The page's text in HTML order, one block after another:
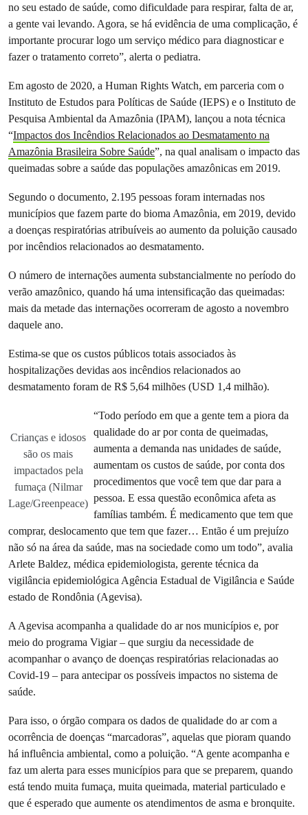
no seu estado de saúde, como dificuldade para respirar, falta de ar,
a gente vai levando. Agora, se há evidência de uma complicação, é
importante procurar logo um serviço médico para diagnosticar e
fazer o tratamento correto”, alerta o pediatra.
Em agosto de 2020, a Human Rights Watch, em parceria com o
Instituto de Estudos para Políticas de Saúde (IEPS) e o Instituto de
Pesquisa Ambiental da Amazônia (IPAM), lançou a nota técnica
“Impactos dos Incêndios Relacionados ao Desmatamento na
Amazônia Brasileira Sobre Saúde”, na qual analisam o impacto das
queimadas sobre a saúde das populações amazônicas em 2019.
Segundo o documento, 2.195 pessoas foram internadas nos
municípios que fazem parte do bioma Amazônia, em 2019, devido
a doenças respiratórias atribuíveis ao aumento da poluição causado
por incêndios relacionados ao desmatamento.
O número de internações aumenta substancialmente no período do
verão amazônico, quando há uma intensificação das queimadas:
mais da metade das internações ocorreram de agosto a novembro
daquele ano.
Estima-se que os custos públicos totais associados às
hospitalizações devidas aos incêndios relacionados ao
desmatamento foram de R$ 5,64 milhões (USD 1,4 milhão).
Crianças e idosos
são os mais
impactados pela
fumaça (Nilmar
Lage/Greenpeace)
“Todo período em que a gente tem a piora da
qualidade do ar por conta de queimadas,
aumenta a demanda nas unidades de saúde,
aumentam os custos de saúde, por conta dos
procedimentos que você tem que dar para a
pessoa. E essa questão econômica afeta as
famílias também. É medicamento que tem que
comprar, deslocamento que tem que fazer… Então é um prejuízo
não só na área da saúde, mas na sociedade como um todo”, avalia
Arlete Baldez, médica epidemiologista, gerente técnica da
vigilância epidemiológica Agência Estadual de Vigilância e Saúde
estado de Rondônia (Agevisa).
A Agevisa acompanha a qualidade do ar nos municípios e, por
meio do programa Vigiar – que surgiu da necessidade de
acompanhar o avanço de doenças respiratórias relacionadas ao
Covid-19 – para antecipar os possíveis impactos no sistema de
saúde.
Para isso, o órgão compara os dados de qualidade do ar com a
ocorrência de doenças “marcadoras”, aquelas que pioram quando
há influência ambiental, como a poluição. “A gente acompanha e
faz um alerta para esses municípios para que se preparem, quando
está tendo muita fumaça, muita queimada, material particulado e
que é esperado que aumente os atendimentos de asma e bronquite.